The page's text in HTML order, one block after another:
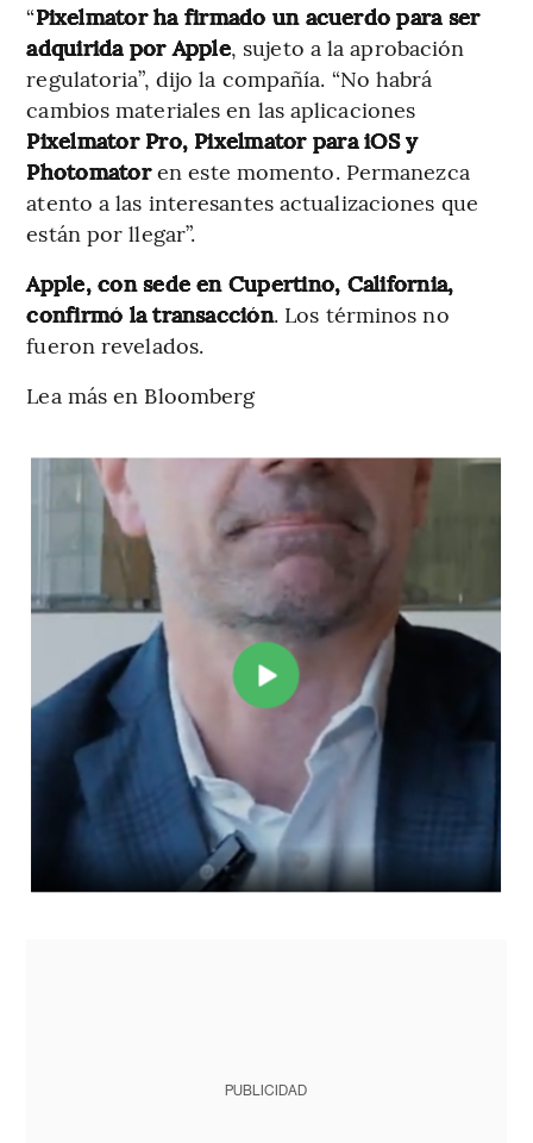
“Pixelmator ha firmado un acuerdo para ser
adquirida por Apple, sujeto a la aprobación
regulatoria”, dijo la compañía. “No habrá
cambios materiales en las aplicaciones
Pixelmator Pro, Pixelmator para iOS y
Photomatoren este momento. Permanezca
atento a las interesantes actualizaciones que
están por llegar”.
Apple, con sede en Cupertino, California,
confirmó la transacción. Los términos no
fueron revelados.
Lea más en Bloomberg
PUBLICIDAD